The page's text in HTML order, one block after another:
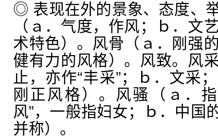
◎ 表现在外的景象、态度、
（ａ．气度，作风；ｂ．文
术特色）。风骨（ａ．刚强
健有力的风格）。风致。风
止，亦作“丰采”；ｂ．文采
刚正风格）。风骚（ａ．
风”，一般指妇女；ｂ．中国
并称）。